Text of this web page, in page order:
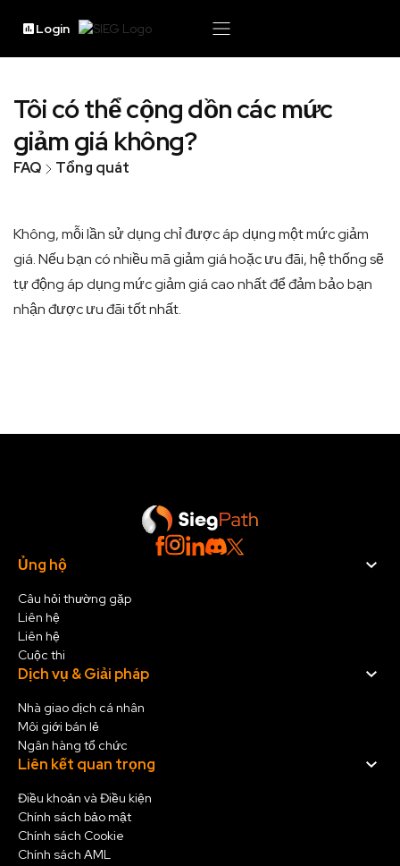
Login
Tôi có thể cộng dồn các mức
giảm giá không?
FAQ Tổng quát
Không, mỗi lần sử dụng chỉ được áp dụng một mức giảm
giá. Nếu bạn có nhiều mã giảm giá hoặc ưu đãi, hệ thống sẽ
tự động áp dụng mức giảm giá cao nhất để đảm bảo bạn
nhận được ưu đãi tốt nhất.
Ủng hộ
Câu hỏi thường gặp
Liên hệ
Liên hệ
Cuộc thi
Dịch vụ & Giải pháp
Nhà giao dịch cá nhân
Môi giới bán lẻ
Ngân hàng tổ chức
Liên kết quan trọng
Điều khoản và Điều kiện
Chính sách bảo mật
Chính sách Cookie
Chính sách AML